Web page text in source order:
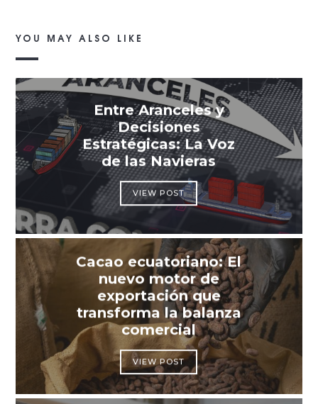
YOU MAY ALSO LIKE
Entre Aranceles y
Decisiones
Estratégicas: La Voz
de las Navieras
VIEW POST
Cacao ecuatoriano: El
nuevo motor de
exportación que
transforma la balanza
comercial
VIEW POST